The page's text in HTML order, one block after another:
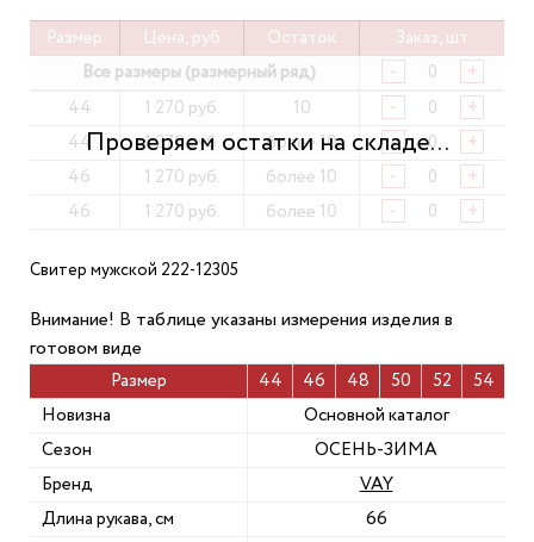
Размер Цена, руб Остаток
Заказ, шт
Все размеры (размерный ряд)
- +
44 1 270 руб. 10 - +
44 1 270 руб. более 10 - +
46 1 270 руб. более 10 - +
46 1 270 руб. более 10 - +
Свитер мужской 222-12305
Внимание! В таблице указаны измерения изделия в
готовом виде
Размер 44 46 48 50 52
54
Новизна
Основной каталог
Сезон
ОСЕНЬ-ЗИМА
Бренд
VAY
Длина рукава, см
66